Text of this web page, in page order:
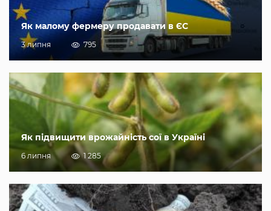
Як малому фермеру продавати в ЄС
3 липня 795
Як підвищити врожайність сої в Україні
6 липня 1 285